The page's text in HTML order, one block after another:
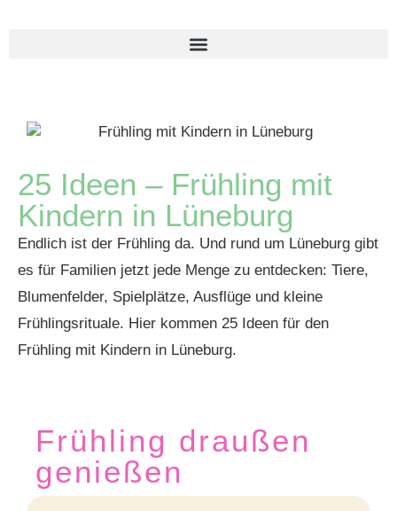
25 Ideen – Frühling mit
Kindern in Lüneburg
Endlich ist der Frühling da. Und rund um Lüneburg gibt
es für Familien jetzt jede Menge zu entdecken: Tiere,
Blumenfelder, Spielplätze, Ausflüge und kleine
Frühlingsrituale. Hier kommen 25 Ideen für den
Frühling mit Kindern in Lüneburg.
Frühling draußen
genießen